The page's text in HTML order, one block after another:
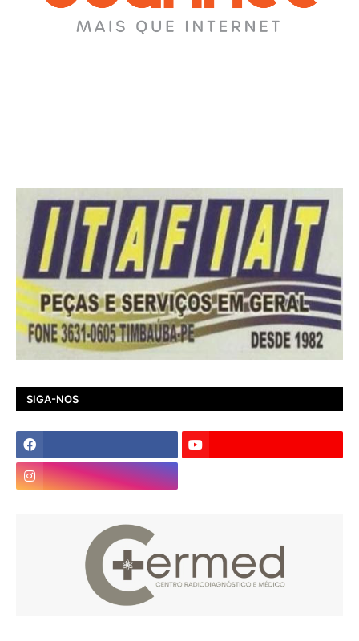
SIGA-NOS